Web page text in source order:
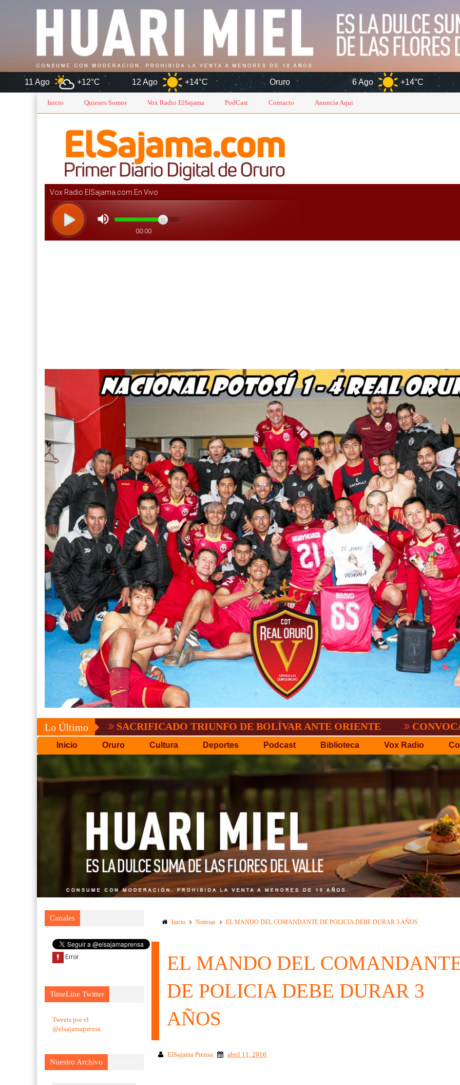
+12°C 12 Ago +14°C Oruro 6 Ago +14°C 7 Ago
Inicio Quienes Somos Vox Radio ElSajama PodCast Contacto Anuncia Aqui
Lo Último
SACRIFICADO TRIUNFO DE BOLÍVAR ANTE ORIENTE CONVOCATORIA
Inicio Oruro Cultura Deportes Podcast Biblioteca Vox Radio
Canales
TimeLine Twitter
Tweets por el
@elsajamaprensa.
Nuestro Archivo
Inicio Noticias EL MANDO DEL COMANDANTE DE POLICIA DEBE DURAR 3 AÑOS
EL MANDO DEL
DE POLICIA DEBE DURAR 3
AÑOS
ElSajama Prensa abril 11, 2016